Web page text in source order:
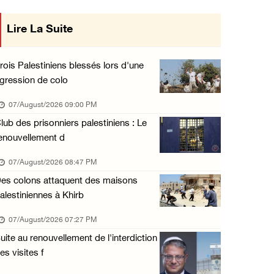
Jérusalem : l'armée israélienne se retire du ...
07/August/2026 08:54 AM
Les autorités d'occupation émettent des ordr ...
06/August/2026 11:55 PM
Les forces israéliennes mènent un raid à Ya' ...
06/August/2026 11:30 PM
48 blessés depuis le début de l'offensive is ...
06/August/2026 11:04 PM
Les forces israéliennes arrêtent deux jeunes ...
06/August/2026 10:46 PM
Un homme âgé blessé lors d'une attaque de l' ...
Lire La Suite
Palestiniens blessés lors d'une
de colo
07/August/2026 09:00 PM
des prisonniers palestiniens : Le
d
07/August/2026 08:47 PM
colons attaquent des maisons
à Khirb
07/August/2026 07:27 PM
au renouvellement de l'interdiction
visites f